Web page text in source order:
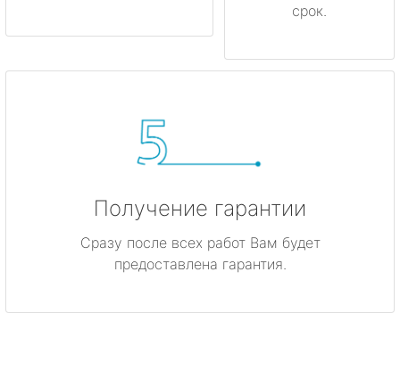
срок.
Получение гарантии
Сразу после всех работ Вам будет
предоставлена гарантия.